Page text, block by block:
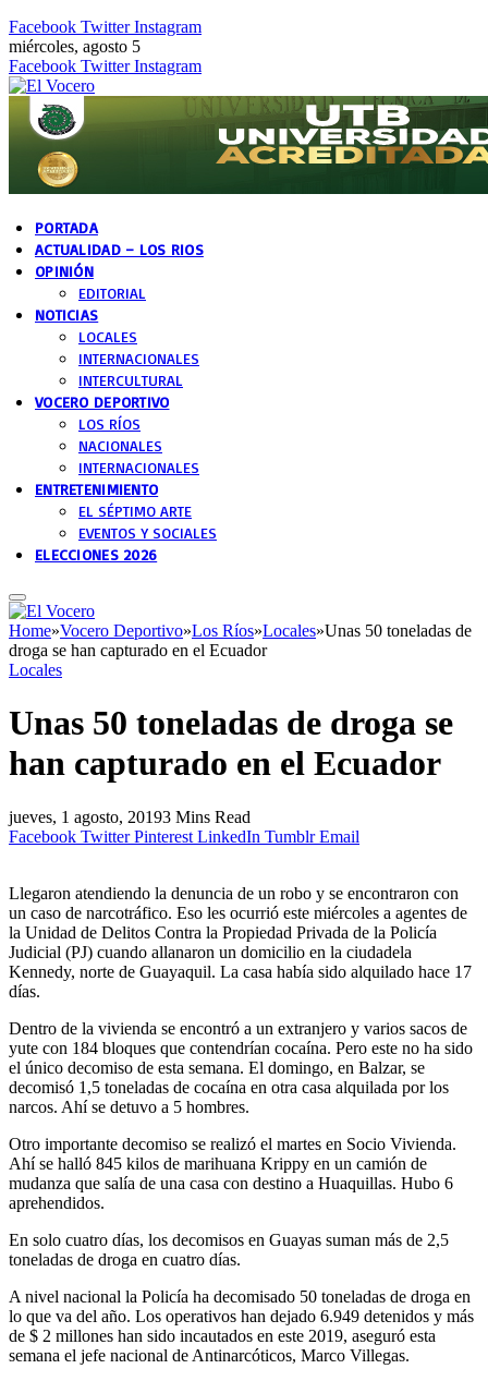
Facebook Twitter Instagram
miércoles, agosto 5
Facebook Twitter Instagram
PORTADA
ACTUALIDAD – LOS RIOS
OPINIÓN
EDITORIAL
NOTICIAS
LOCALES
INTERNACIONALES
INTERCULTURAL
VOCERO DEPORTIVO
LOS RÍOS
NACIONALES
INTERNACIONALES
ENTRETENIMIENTO
EL SÉPTIMO ARTE
EVENTOS Y SOCIALES
ELECCIONES 2026
Home»Vocero Deportivo»Los Ríos»Locales»Unas 50 toneladas de
droga se han capturado en el Ecuador
Locales
Unas 50 toneladas de droga se
han capturado en el Ecuador
jueves, 1 agosto, 20193 Mins Read
Facebook Twitter Pinterest LinkedIn Tumblr Email
Llegaron atendiendo la denuncia de un robo y se encontraron con
un caso de narcotráfico. Eso les ocurrió este miércoles a agentes de
la Unidad de Delitos Contra la Propiedad Privada de la Policía
Judicial (PJ) cuando allanaron un domicilio en la ciudadela
Kennedy, norte de Guayaquil. La casa había sido alquilado hace 17
días.
Dentro de la vivienda se encontró a un extranjero y varios sacos de
yute con 184 bloques que contendrían cocaína. Pero este no ha sido
el único decomiso de esta semana. El domingo, en Balzar, se
decomisó 1,5 toneladas de cocaína en otra casa alquilada por los
narcos. Ahí se detuvo a 5 hombres.
Otro importante decomiso se realizó el martes en Socio Vivienda.
Ahí se halló 845 kilos de marihuana Krippy en un camión de
mudanza que salía de una casa con destino a Huaquillas. Hubo 6
aprehendidos.
En solo cuatro días, los decomisos en Guayas suman más de 2,5
toneladas de droga en cuatro días.
A nivel nacional la Policía ha decomisado 50 toneladas de droga en
lo que va del año. Los operativos han dejado 6.949 detenidos y más
de $ 2 millones han sido incautados en este 2019, aseguró esta
semana el jefe nacional de Antinarcóticos, Marco Villegas.